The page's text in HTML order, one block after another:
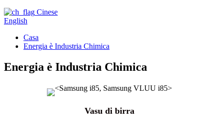
Cinese
English
Casa
Energia è Industria Chimica
Energia è Industria Chimica
Vasu di birra